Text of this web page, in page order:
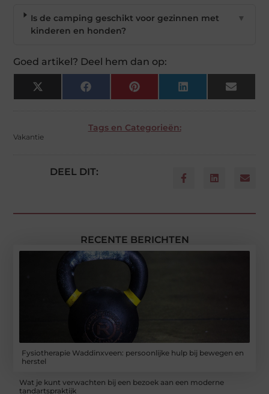
Is de camping geschikt voor gezinnen met
kinderen en honden?
▼
Goed artikel? Deel hem dan op:
X
(Twitter)
Facebook Pinterest LinkedIn Email
Tags en Categorieën:
Vakantie
DEEL DIT:
RECENTE BERICHTEN
Fysiotherapie Waddinxveen: persoonlijke hulp bij bewegen en
herstel
Wat je kunt verwachten bij een bezoek aan een moderne
tandartspraktijk